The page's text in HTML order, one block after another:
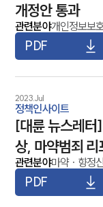
개정안 통과
관련분야개인정보보
PDF
정책인사이트
2023.Jul
[대륜 뉴스레터
상, 마약범죄 리
관련분야마약· 향정
PDF